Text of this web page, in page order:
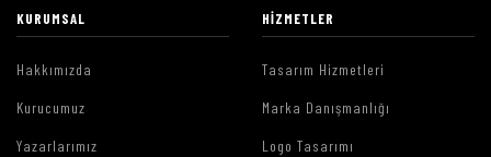
KURUMSAL
Hakkımızda
Kurucumuz
Yazarlarımız
HIZMETLER
Tasarım Hizmetleri
Marka Danışmanlığı
Logo Tasarımı